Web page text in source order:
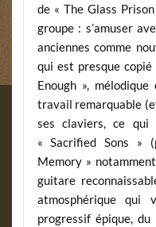
de « The Glass
groupe : s’amuser
anciennes comme
qui est presque
Enough »,
travail remarquable
ses claviers, ce
« Sacrified Sons »
Memory »
guitare
atmosphérique qui
progressif épique,